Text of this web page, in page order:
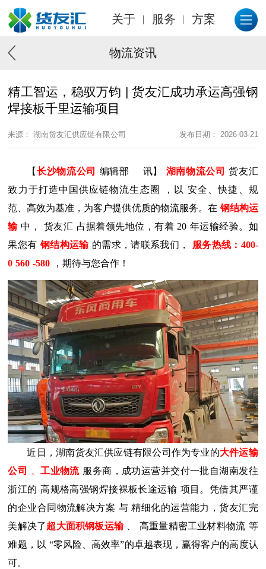
关于 服务 方案
物流资讯
精工智运，稳驭万钧 | 货友汇成功承运高强钢
焊接板千里运输项目
来源： 湖南货友汇供应链有限公司 发布日期： 2026-03-21
【长沙物流公司 编辑部 讯】 湖南物流公司
货友汇
致力于打造中国供应链物流生态圈
，以 安全、快捷、规
范、高效为基准，为客户提供优质的物流服务。在 钢结构运
输 中， 货友汇 占据着领先地位，有着 20 年运输经验。如
果您有 钢结构运输 的需求，请联系我们， 服务热线： 400-
0 560 -580 ，期待与您合作！
近日，湖南货友汇供应链有限公司作为专业的大件运输
公司
、工业物流 服务商 ，成功运营并交付一批自湖南发往
浙江的 高规格高强钢焊接裸板长途运输 项 目。凭借其严谨
的企业合同物流解决方案 与 精细化的运营能力，货友汇完
美解决了超大面积钢板运输 高重量精密工业材料物流 等
难题，以 “零风险、高效率”的卓越表现，赢得客户的高度认
可。